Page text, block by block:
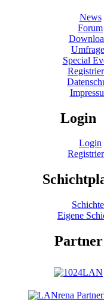
News
Forum
Special
Login
Login
Eigene
Partner